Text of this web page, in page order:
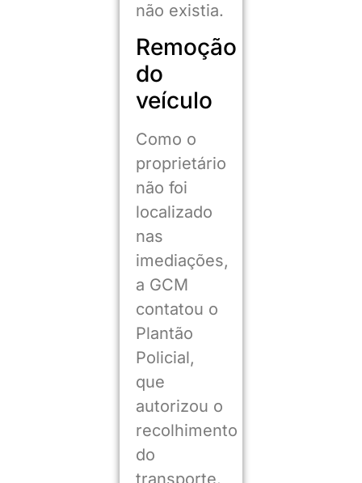
não existia.
Remoção
do
veículo
Como o
proprietário
não foi
localizado
nas
imediações,
a GCM
contatou o
Plantão
Policial,
que
autorizou o
recolhimento
do